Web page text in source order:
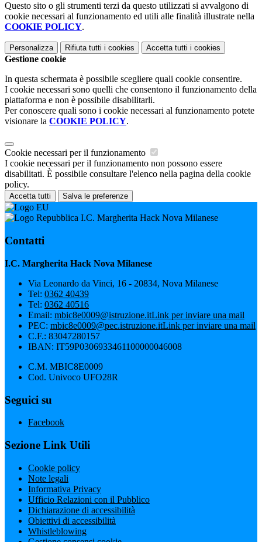
Questo sito o gli strumenti terzi da questo utilizzati si avvalgono di
cookie necessari al funzionamento ed utili alle finalità illustrate nella
COOKIE POLICY.
Personalizza Rifiuta tutti i cookies Accetta tutti i cookies
Gestione cookie
In questa schermata è possibile scegliere quali cookie consentire.
I cookie necessari sono quelli che consentono il funzionamento della
piattaforma e non è possibile disabilitarli.
Per conoscere quali sono i cookie necessari al funzionamento potete
visionare la COOKIE POLICY.
Cookie necessari per il funzionamento
I cookie necessari per il funzionamento non possono essere
disabilitati. È possibile consultare l'elenco nella pagina della cookie
policy.
Accetta tutti Salva le preferenze
I.C. Margherita Hack Nova Milanese
Contatti
I.C. Margherita Hack Nova Milanese
Via Leonardo da Vinci, 16 - 20834, Nova Milanese
Tel: 0362 40439
Tel: 0362 40516
Email: mbic8e0009@istruzione.itLink per inviare una mail
PEC: mbic8e0009@pec.istruzione.itLink per inviare una mail
C.F.: 83047280157
IBAN: IT59P0306933461100000046008
C.M. MBIC8E0009
Cod. Univoco UFO28R
Seguici su
Facebook
Sezione Link Utili
Cookie policy
Note legali
Informativa Privacy
Ufficio Relazioni con il Pubblico
Dichiarazione di accessibilità
Obiettivi di accessibilità
Whistleblowing